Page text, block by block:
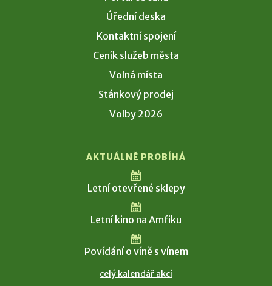
Úřední deska
Kontaktní spojení
Ceník služeb města
Volná místa
Stánkový prodej
Volby 2026
AKTUÁLNĚ PROBÍHÁ
Letní otevřené sklepy
Letní kino na Amfiku
Povídání o víně s vínem
celý kalendář akcí